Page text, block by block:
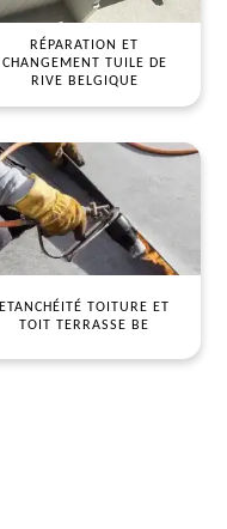
RÉPARATION ET
CHANGEMENT TUILE DE
RIVE BELGIQUE
ETANCHÉITÉ TOITURE ET
TOIT TERRASSE BE